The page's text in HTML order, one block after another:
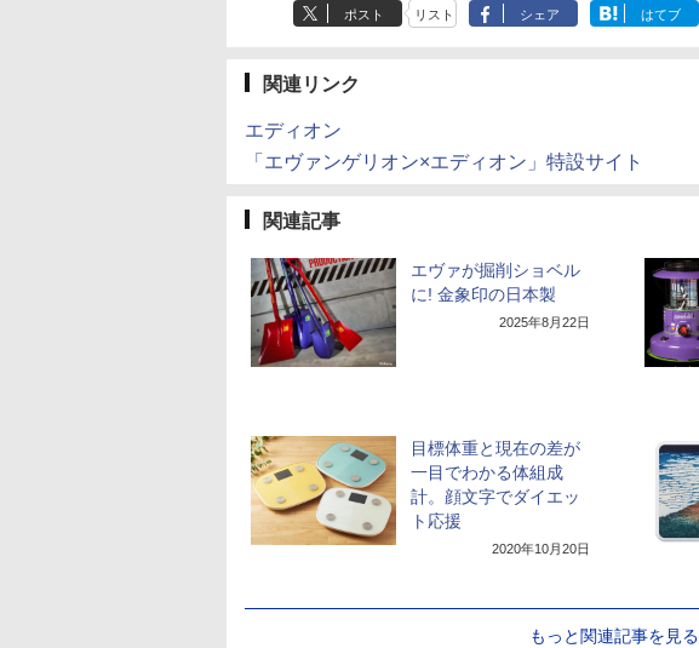
ポスト リスト シェア はてブ
関連リンク
エディオン
「エヴァンゲリオン×エディオン」特設サイト
関連記事
エヴァが掘削ショベル
に! 金象印の日本製
2025年8月22日
目標体重と現在の差が
一目でわかる体組成
計。顔文字でダイエッ
ト応援
2020年10月20日
もっと関連記事を見る